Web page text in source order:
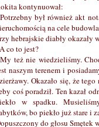
kontynuował:
był również akt
na cele
hebrajskie diabły
co to jest?
też nie wiedzieliśmy.
naszym terenem i
Okazało się, że
coś poradził. Ten kazał
w spadku.
bo piekło już stare i
do głosu